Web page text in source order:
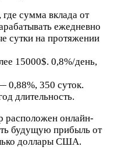
сумма вклада от
ежедневно
сутки на протяжении
15000$. 0,8%/день,
0,88%, 350 суток.
длительность.
расположен онлайн-
будущую прибыль от
доллары США.